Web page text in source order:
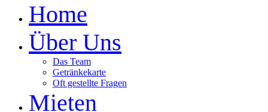
Home
Über Uns
Das Team
Getränkekarte
Oft gestellte Fragen
Mieten